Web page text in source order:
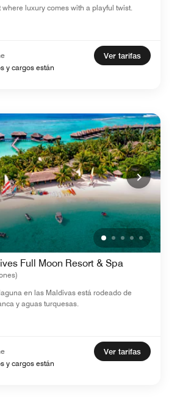
where luxury comes with a playful twist.
y cargos están
Ver tarifas
Full Moon Resort & Spa
en las Maldivas está rodeado de
y aguas turquesas.
y cargos están
Ver tarifas